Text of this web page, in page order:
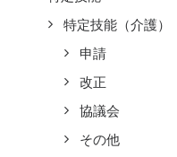
特定技能（介護）
申請
改正
協議会
その他